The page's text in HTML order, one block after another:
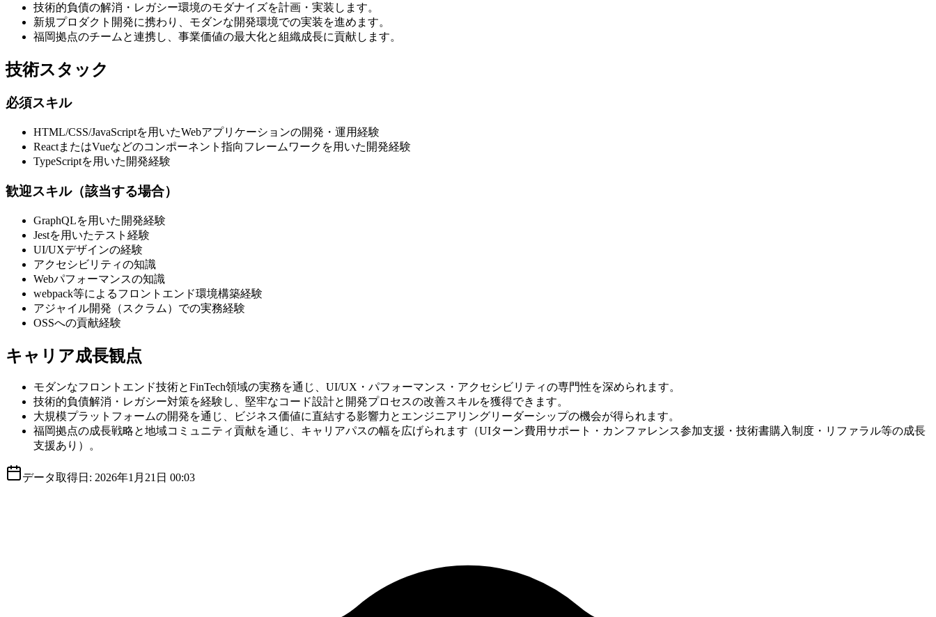
技術的負債の解消・レガシー環境のモダナイズを計画・実装します。
新規プロダクト開発に携わり、モダンな開発環境での実装を進めます。
福岡拠点のチームと連携し、事業価値の最大化と組織成長に貢献します。
技術スタック
必須スキル
HTML/CSS/JavaScriptを用いたWebアプリケーションの開発・運用経験
ReactまたはVueなどのコンポーネント指向フレームワークを用いた開発経験
TypeScriptを用いた開発経験
歓迎スキル（該当する場合）
GraphQLを用いた開発経験
Jestを用いたテスト経験
UI/UXデザインの経験
アクセシビリティの知識
Webパフォーマンスの知識
webpack等によるフロントエンド環境構築経験
アジャイル開発（スクラム）での実務経験
OSSへの貢献経験
キャリア成長観点
モダンなフロントエンド技術とFinTech領域の実務を通じ、UI/UX・パフォーマンス・アクセシビリティの専門性を深められます。
技術的負債解消・レガシー対策を経験し、堅牢なコード設計と開発プロセスの改善スキルを獲得できます。
大規模プラットフォームの開発を通じ、ビジネス価値に直結する影響力とエンジニアリングリーダーシップの機会が得られます。
福岡拠点の成長戦略と地域コミュニティ貢献を通じ、キャリアパスの幅を広げられます（UIターン費用サポート・カンファレンス参加支援・技術書購入制度・リファラル等の成長
支援あり）。
データ取得日: 2026年1月21日 00:03